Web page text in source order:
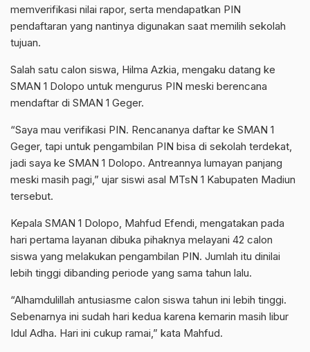
memverifikasi nilai rapor, serta mendapatkan PIN
pendaftaran yang nantinya digunakan saat memilih sekolah
tujuan.
Salah satu calon siswa, Hilma Azkia, mengaku datang ke
SMAN 1 Dolopo untuk mengurus PIN meski berencana
mendaftar di SMAN 1 Geger.
“Saya mau verifikasi PIN. Rencananya daftar ke SMAN 1
Geger, tapi untuk pengambilan PIN bisa di sekolah terdekat,
jadi saya ke SMAN 1 Dolopo. Antreannya lumayan panjang
meski masih pagi,” ujar siswi asal MTsN 1 Kabupaten Madiun
tersebut.
Kepala SMAN 1 Dolopo, Mahfud Efendi, mengatakan pada
hari pertama layanan dibuka pihaknya melayani 42 calon
siswa yang melakukan pengambilan PIN. Jumlah itu dinilai
lebih tinggi dibanding periode yang sama tahun lalu.
“Alhamdulillah antusiasme calon siswa tahun ini lebih tinggi.
Sebenarnya ini sudah hari kedua karena kemarin masih libur
Idul Adha. Hari ini cukup ramai,” kata Mahfud.